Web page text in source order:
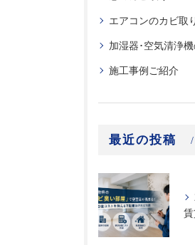
エアコンのカビ取
加湿器･空気清浄
施工事例ご紹介
最近の投稿